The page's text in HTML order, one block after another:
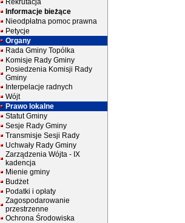
Rekrutacja
Informacje bieżące
Nieodpłatna pomoc prawna
Petycje
Organy
Rada Gminy Topólka
Komisje Rady Gminy
Posiedzenia Komisji Rady
Gminy
Interpelacje radnych
Wójt
Prawo lokalne
Statut Gminy
Sesje Rady Gminy
Transmisje Sesji Rady
Uchwały Rady Gminy
Zarządzenia Wójta - IX
kadencja
Mienie gminy
Budżet
Podatki i opłaty
Zagospodarowanie
przestrzenne
Ochrona Środowiska